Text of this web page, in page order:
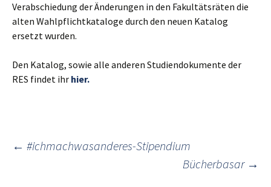
Verabschiedung der Änderungen in den Fakultätsräten die
alten Wahlpflichtkataloge durch den neuen Katalog
ersetzt wurden.
Den Katalog, sowie alle anderen Studiendokumente der
RES findet ihr hier.
Post
← #ichmachwasanderes-Stipendium
Bücherbasar →